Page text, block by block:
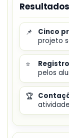
📌 Cinco
projeto
⭐
pelos
🏆